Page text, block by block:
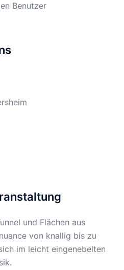
Benutzer
und Flächen aus
von knallig bis zu
im leicht eingenebelten